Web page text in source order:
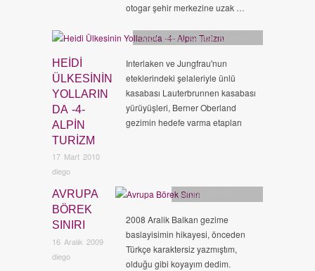
otogar şehir merkezine uzak …
HEIDI
ÜLKESININ
YOLLARIN
DA -4-
ALPIN
TURIZM
17 Mart 2010
diego
Doğa Gezisi,Avrupa,Konaklama
Interlaken ve Jungfrau'nun
eteklerindeki şelaleriyle ünlü
kasabası Lauterbrunnen kasabası
yürüyüşleri, Berner Oberland
gezimin hedefe varma etapları
AVRUPA
BÖREK
SINIRI
16 Aralık 2009
diego
Avrupa
2008 Aralik Balkan gezime
baslayisimin hikayesi, önceden
Türkçe karaktersiz yazmıştım,
olduğu gibi koyayım dedim.